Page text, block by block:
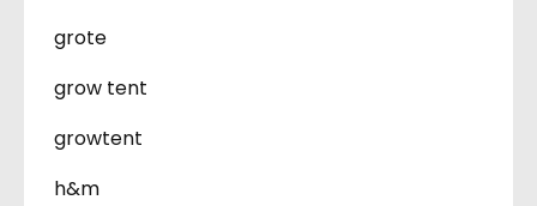
grote
grow tent
growtent
h&m